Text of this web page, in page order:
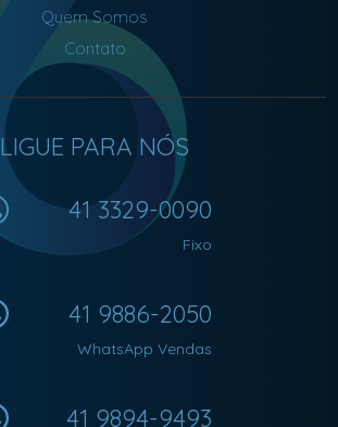
Quem Somos
Contato
LIGUE PARA NÓS
41 3329-0090
Fixo
41 9886-2050
WhatsApp Vendas
41 9894-9493